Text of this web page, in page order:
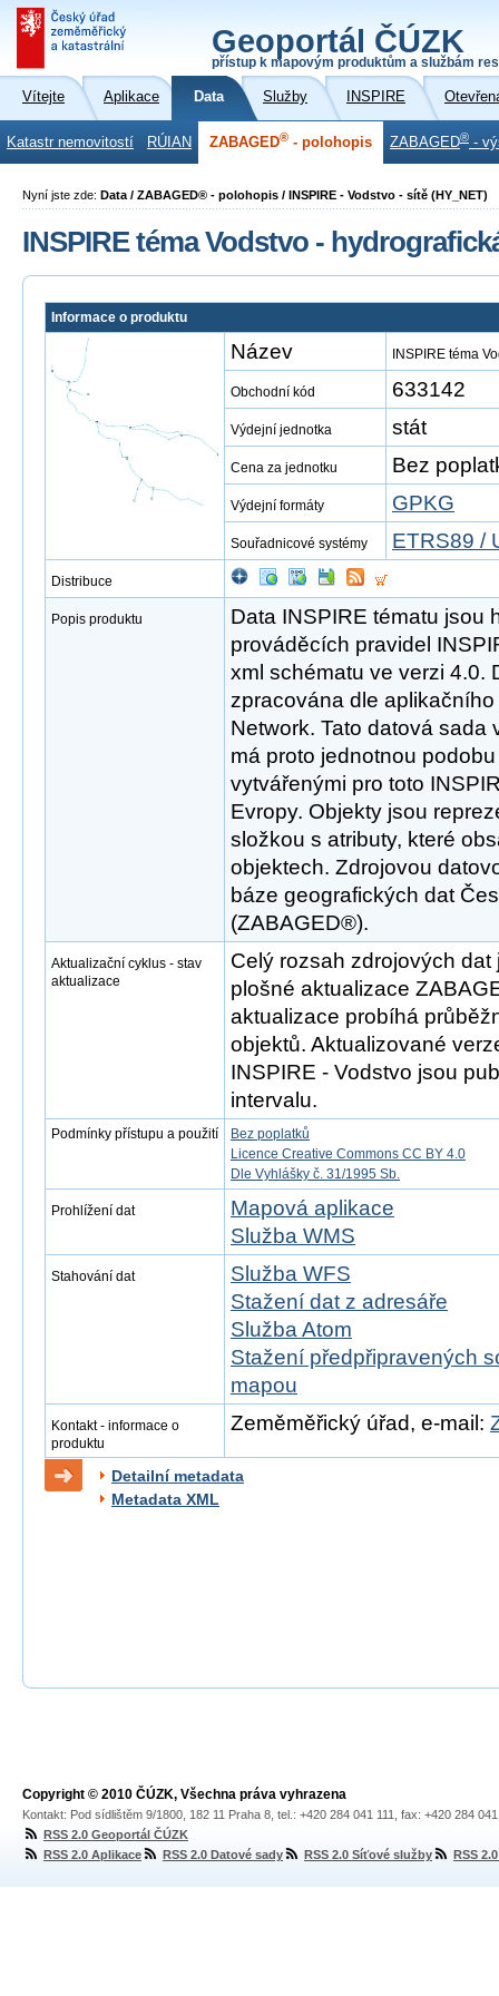
Geoportál ČÚZK
přístup k mapovým produktům a službám
Vítejte Aplikace Data Služby INSPIRE
Katastr nemovitostí RÚIAN ZABAGED® - polohopis ZABAGED® -
Nyní jste zde: Data / ZABAGED® - polohopis / INSPIRE - Vodstvo - sítě (HY_NET)
INSPIRE téma Vodstvo -
Informace o produktu
Název INSPIRE téma
Obchodní kód 633142
Výdejní jednotka stát
Cena za jednotku Bez
Výdejní formáty GPKG
Souřadnicové systémy ETRS89 /
Distribuce
Popis produktu
Data INSPIRE tématu jsou
prováděcích pravidel
xml schématu ve verzi 4.0.
zpracována dle
Network. Tato datová sada
má proto jednotnou
vytvářenými pro toto
Evropy. Objekty jsou
složkou s atributy, které
objektech. Zdrojovou
báze geografických dat
(ZABAGED®).
Aktualizační cyklus - stav
aktualizace
Celý rozsah zdrojových
plošné aktualizace
aktualizace probíhá
objektů. Aktualizované
INSPIRE - Vodstvo jsou
intervalu.
Podmínky přístupu a použití
Bez poplatků
Licence Creative Commons CC BY 4.0
Dle Vyhlášky č. 31/1995 Sb.
Prohlížení dat
Mapová aplikace
Služba WMS
Stahování dat
Služba WFS
Stažení dat z adresáře
Služba Atom
Stažení předpřipravených
mapou
Kontakt - informace o
produktu
Zeměměřický úřad, e-mail:
Detailní metadata
Metadata XML
Copyright © 2010 ČÚZK, Všechna práva vyhrazena
Kontakt: Pod sídlištěm 9/1800, 182 11 Praha 8, tel.: +420 284 041 111, fax: +420 284
RSS 2.0 Geoportál ČÚZK
RSS 2.0 Aplikace
RSS 2.0 Datové sady RSS 2.0 Síťové služby RSS